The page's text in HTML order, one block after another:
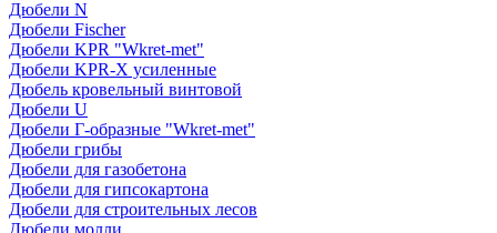
Дюбели N
Дюбели Fischer
Дюбели KPR "Wkret-met"
Дюбели KPR-Х усиленные
Дюбель кровельный винтовой
Дюбели U
Дюбели Г-образные "Wkret-met"
Дюбели грибы
Дюбели для газобетона
Дюбели для гипсокартона
Дюбели для строительных лесов
Дюбели молли